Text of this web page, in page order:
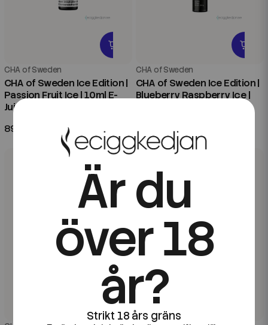
CHA of Sweden
CHA of Sweden Ice Edition |
Passion Fruit Ice | 10ml E-
Juice
89 kr
CHA of Sweden
CHA of Sweden Ice Edition |
Blueberry Raspberry Ice |
99 kr
Är du
över 18
år?